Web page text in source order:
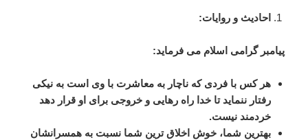
احادیث و روایات:
پیامبر گرامی اسلام می فرماید:
هر کس با فردی که ناچار به معاشرت با وی است به نیکی
رفتار ننماید تا خدا راه رهایی و خروجی برای او قرار دهد
خردمند نیست.
بهترین شما، خوش اخلاق ترین شما نسبت به همسرانشان